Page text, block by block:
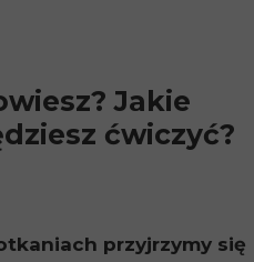
Jakie
ćwiczyć?
przyjrzymy się